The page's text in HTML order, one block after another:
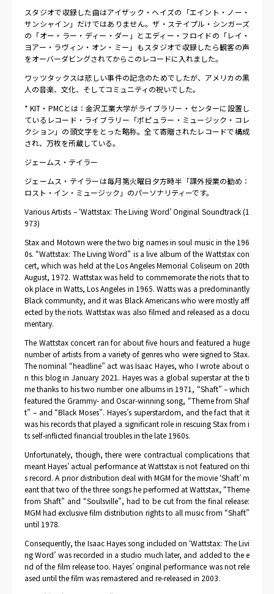
スタジオで収録した曲はアイザック・ヘイズの「エイント・ノー・
サンシャイン」だけではありません。ザ・ステイプル・シンガーズ
の「オー・ラー・ディー・ダー」とエディー・フロイドの「レイ・
ヨアー・ラヴィン・オン・ミー」もスタジオで収録したら観客の声
をオーバーダビングされてからこのレコードに入れました。
ワッツタックスは悲しい事件の記念のためでしたが、アメリカの黒
人の音楽、文化、そしてコミュニティの祝いでした。
* KIT・PMCとは：金沢工業大学がライブラリー・センターに設置し
ているレコード・ライブラリー「ポピュラー・ミュージック・コレ
クション」の頭文字をとった略称。全て寄贈されたレコードで構成
され、万枚を所蔵している。
ジェームス・テイラー
ジェームス・テイラーは毎月第火曜日夕方時半「課外授業の勧め：
ロスト・イン・ミュージック」のパーソナリティーです。
Various Artists – ‘Wattstax: The Living Word’ Original Soundtrack (1
973)
Stax and Motown were the two big names in soul music in the 196
0s. “Wattstax: The Living Word” is a live album of the Wattstax con
cert, which was held at the Los Angeles Memorial Coliseum on 20th
August, 1972. Wattstax was held to commemorate the riots that to
ok place in Watts, Los Angeles in 1965. Watts was a predominantly
Black community, and it was Black Americans who were mostly aff
ected by the riots. Wattstax was also filmed and released as a docu
mentary.
The Wattstax concert ran for about five hours and featured a huge
number of artists from a variety of genres who were signed to Stax.
The nominal “headline” act was Isaac Hayes, who I wrote about o
n this blog in January 2021. Hayes was a global superstar at the ti
me thanks to his two number one albums in 1971, “Shaft” – which
featured the Grammy- and Oscar-winning song, “Theme from Shaf
t” – and “Black Moses”. Hayes’s superstardom, and the fact that it
was his records that played a significant role in rescuing Stax from i
ts self-inflicted financial troubles in the late 1960s.
Unfortunately, though, there were contractual complications that
meant Hayes’ actual performance at Wattstax is not featured on thi
s record. A prior distribution deal with MGM for the movie ‘Shaft’ m
eant that two of the three songs he performed at Wattstax, “Theme
from Shaft” and “Soulsville”, had to be cut from the final release:
MGM had exclusive film distribution rights to all music from “Shaft”
until 1978.
Consequently, the Isaac Hayes song included on ‘Wattstax: The Livi
ng Word’ was recorded in a studio much later, and added to the e
nd of the film release too. Hayes’ original performance was not rele
ased until the film was remastered and re-released in 2003.